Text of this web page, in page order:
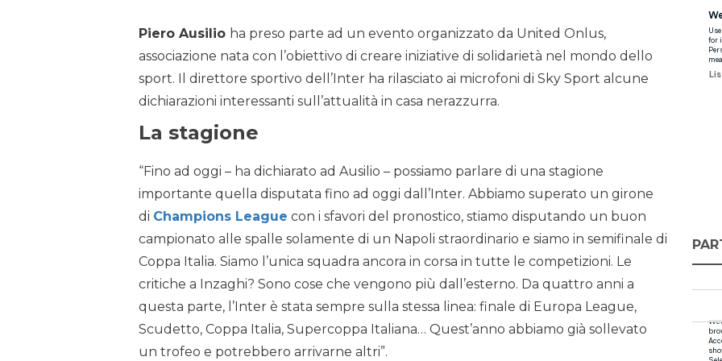
Piero Ausilio ha preso parte ad un evento organizzato da United Onlus,
associazione nata con l’obiettivo di creare iniziative di solidarietà nel mondo dello
sport. Il direttore sportivo dell’Inter ha rilasciato ai microfoni di Sky Sport alcune
dichiarazioni interessanti sull’attualità in casa nerazzurra.
La stagione
“Fino ad oggi – ha dichiarato ad Ausilio – possiamo parlare di una stagione
importante quella disputata fino ad oggi dall’Inter. Abbiamo superato un girone
di Champions League con i sfavori del pronostico, stiamo disputando un buon
campionato alle spalle solamente di un Napoli straordinario e siamo in semifinale di
Coppa Italia. Siamo l’unica squadra ancora in corsa in tutte le competizioni. Le
critiche a Inzaghi? Sono cose che vengono più dall’esterno. Da quattro anni a
questa parte, l’Inter è stata sempre sulla stessa linea: finale di Europa League,
Scudetto, Coppa Italia, Supercoppa Italiana… Quest’anno abbiamo già sollevato
un trofeo e potrebbero arrivarne altri”.